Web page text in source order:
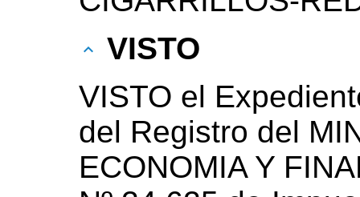
VISTO
VISTO el
del Registro del
ECONOMIA Y